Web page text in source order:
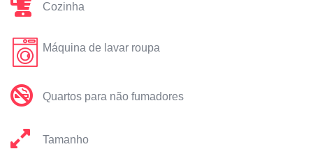
Cozinha
Máquina de lavar roupa
Quartos para não fumadores
Tamanho